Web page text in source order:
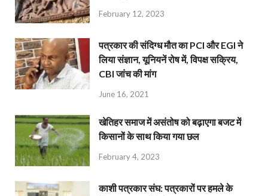
February 12, 2023
पत्रकार की संदिग्ध मौत का PCI और EGI ने
लिया संज्ञान, यूनियनें रोष में, विपक्ष सक्रिय,
CBI जांच की मांग
June 16, 2021
खेतिहर समाज में असंतोष को बढ़ाएगा बजट में
किसानों के साथ किया गया छल
February 4, 2023
काशी पत्रकार संघ: पत्रकारों पर हमले के